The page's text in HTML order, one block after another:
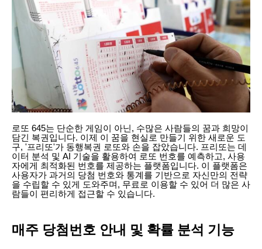
로또 645는 단순한 게임이 아닌, 수많은 사람들의 꿈과 희망이
담긴 복권입니다. 이제 이 꿈을 현실로 만들기 위한 새로운 도
구, '프리또'가 동행복권 로또와 손을 잡았습니다. 프리또는 데
이터 분석 및 AI 기술을 활용하여 로또 번호를 예측하고, 사용
자에게 최적화된 번호를 제공하는 플랫폼입니다. 이 플랫폼은
사용자가 과거의 당첨 번호와 통계를 기반으로 자신만의 전략
을 수립할 수 있게 도와주며, 무료로 이용할 수 있어 더 많은 사
람들이 편리하게 접근할 수 있습니다.
매주 당첨번호 안내 및 확률 분석 기능